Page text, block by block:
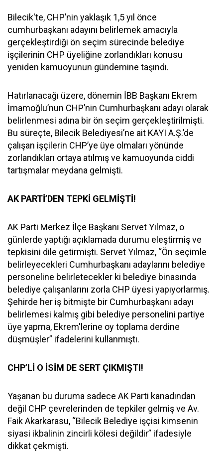
Bilecik'te, CHP’nin yaklaşık 1,5 yıl önce
cumhurbaşkanı adayını belirlemek amacıyla
gerçekleştirdiği ön seçim sürecinde belediye
işçilerinin CHP üyeliğine zorlandıkları konusu
yeniden kamuoyunun gündemine taşındı.
Hatırlanacağı üzere, dönemin İBB Başkanı Ekrem
İmamoğlu’nun CHP’nin Cumhurbaşkanı adayı olarak
belirlenmesi adına bir ön seçim gerçekleştirilmişti.
Bu süreçte, Bilecik Belediyesi’ne ait KAYI A.Ş.’de
çalışan işçilerin CHP’ye üye olmaları yönünde
zorlandıkları ortaya atılmış ve kamuoyunda ciddi
tartışmalar meydana gelmişti.
AK PARTİ’DEN TEPKİ GELMİŞTİ!
AK Parti Merkez İlçe Başkanı Servet Yılmaz, o
günlerde yaptığı açıklamada durumu eleştirmiş ve
tepkisini dile getirmişti. Servet Yılmaz, “Ön seçimle
belirleyecekleri Cumhurbaşkanı adaylarını belediye
personeline belirletecekler ki belediye binasında
belediye çalışanlarını zorla CHP üyesi yapıyorlarmış.
Şehirde her iş bitmişte bir Cumhurbaşkanı adayı
belirlemesi kalmış gibi belediye personelini partiye
üye yapma, Ekrem'lerine oy toplama derdine
düşmüşler” ifadelerini kullanmıştı.
CHP’Lİ O İSİM DE SERT ÇIKMIŞTI!
Yaşanan bu duruma sadece AK Parti kanadından
değil CHP çevrelerinden de tepkiler gelmiş ve Av.
Faik Akarkarasu, “Bilecik Belediye işçisi kimsenin
siyasi ikbalinin zincirli kölesi değildir” ifadesiyle
dikkat çekmişti.